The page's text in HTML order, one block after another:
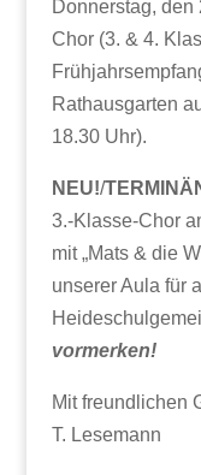
Donnerstag, den
Chor (3. & 4.
Rathausgarten
18.30 Uhr).
NEU!/
3.-Klasse-Chor
mit „Mats & die
unserer Aula für
vormerken!
Mit freundlichen
T. Lesemann